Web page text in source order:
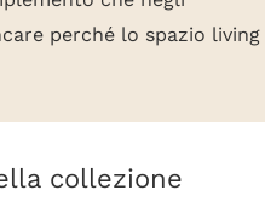
perché lo spazio living
collezione